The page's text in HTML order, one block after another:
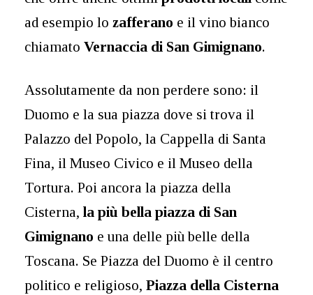
ad esempio lo zafferano e il vino bianco
chiamato Vernaccia di San Gimignano.
Assolutamente da non perdere sono: il
Duomo e la sua piazza dove si trova il
Palazzo del Popolo, la Cappella di Santa
Fina, il Museo Civico e il Museo della
Tortura. Poi ancora la piazza della
Cisterna, la più bella piazza di San
Gimignano e una delle più belle della
Toscana. Se Piazza del Duomo è il centro
politico e religioso, Piazza della Cisterna